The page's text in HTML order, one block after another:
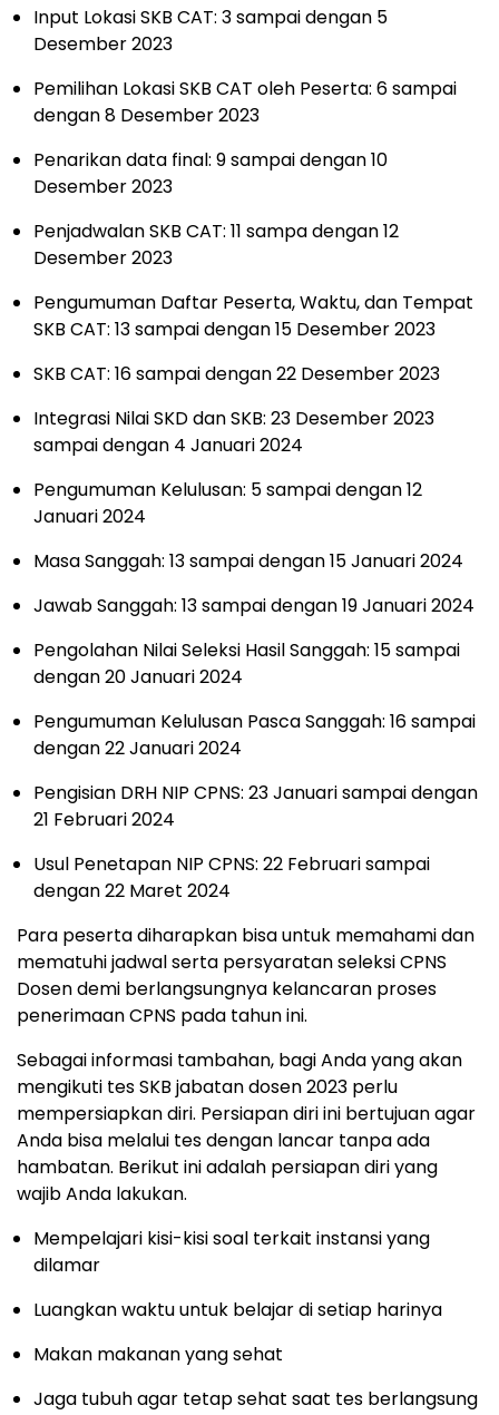
Input Lokasi SKB CAT: 3 sampai dengan 5
Desember 2023
Pemilihan Lokasi SKB CAT oleh Peserta: 6 sampai
dengan 8 Desember 2023
Penarikan data final: 9 sampai dengan 10
Desember 2023
Penjadwalan SKB CAT: 11 sampa dengan 12
Desember 2023
Pengumuman Daftar Peserta, Waktu, dan Tempat
SKB CAT: 13 sampai dengan 15 Desember 2023
SKB CAT: 16 sampai dengan 22 Desember 2023
Integrasi Nilai SKD dan SKB: 23 Desember 2023
sampai dengan 4 Januari 2024
Pengumuman Kelulusan: 5 sampai dengan 12
Januari 2024
Masa Sanggah: 13 sampai dengan 15 Januari 2024
Jawab Sanggah: 13 sampai dengan 19 Januari 2024
Pengolahan Nilai Seleksi Hasil Sanggah: 15 sampai
dengan 20 Januari 2024
Pengumuman Kelulusan Pasca Sanggah: 16 sampai
dengan 22 Januari 2024
Pengisian DRH NIP CPNS: 23 Januari sampai dengan
21 Februari 2024
Usul Penetapan NIP CPNS: 22 Februari sampai
dengan 22 Maret 2024
Para peserta diharapkan bisa untuk memahami dan
mematuhi jadwal serta persyaratan seleksi CPNS
Dosen demi berlangsungnya kelancaran proses
penerimaan CPNS pada tahun ini.
Sebagai informasi tambahan, bagi Anda yang akan
mengikuti tes SKB jabatan dosen 2023 perlu
mempersiapkan diri. Persiapan diri ini bertujuan agar
Anda bisa melalui tes dengan lancar tanpa ada
hambatan. Berikut ini adalah persiapan diri yang
wajib Anda lakukan.
Mempelajari kisi-kisi soal terkait instansi yang
dilamar
Luangkan waktu untuk belajar di setiap harinya
Makan makanan yang sehat
Jaga tubuh agar tetap sehat saat tes berlangsung